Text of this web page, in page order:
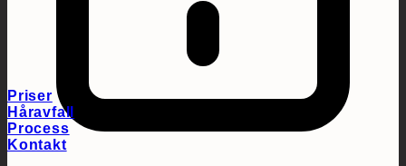
Priser
Håravfall
Process
Kontakt